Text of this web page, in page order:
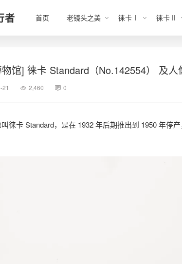
者 首页 老镜头之美 徕卡Ⅰ 徕卡Ⅱ
馆] 徕卡 Standard（No.142554） 及
21 2,460 0
徕卡 Standard，是在 1932 年后期推出到 1950 年停